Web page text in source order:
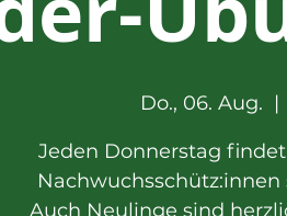
Do., 06. Aug.
  |
Jeden Donnerstag
Auch Neulinge sind